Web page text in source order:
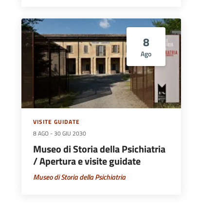
8
Ago
VISITE GUIDATE
8 AGO -30 GIU 2030
Museo di Storia della Psichiatria
/ Apertura e visite guidate
Museo di Storia della Psichiatria